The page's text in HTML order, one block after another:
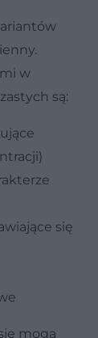
w
są:
się
mogą